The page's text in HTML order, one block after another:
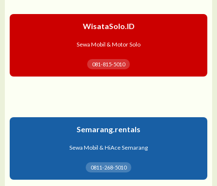
WisataSolo.ID
Sewa Mobil & Motor Solo
081-815-5010
Semarang.rentals
Sewa Mobil & HiAce Semarang
0811-268-5010